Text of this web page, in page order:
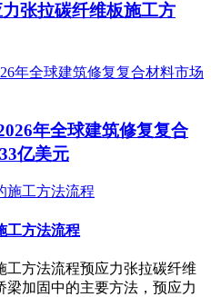
张拉碳纤维板施工方
年全球建筑修复复合
亿美元
工方法流程
工方法流程预应力张拉碳纤维
梁加固中的主要方法，预应力